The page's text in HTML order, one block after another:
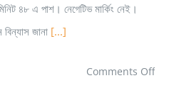
৪৮ এ পাশ। নেগেটিভ মার্কিং নেই।
জানা [...]
Comments Offon